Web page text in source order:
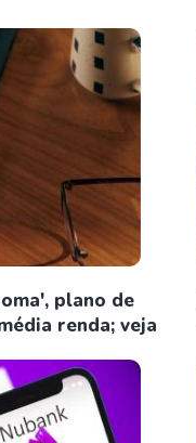
plano de
renda; veja